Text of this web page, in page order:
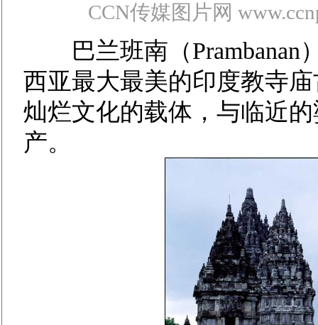
CCN传媒图片网
巴兰班南（Prambanan
西亚最大最美的印度教寺
灿烂文化的载体，与临近
产。